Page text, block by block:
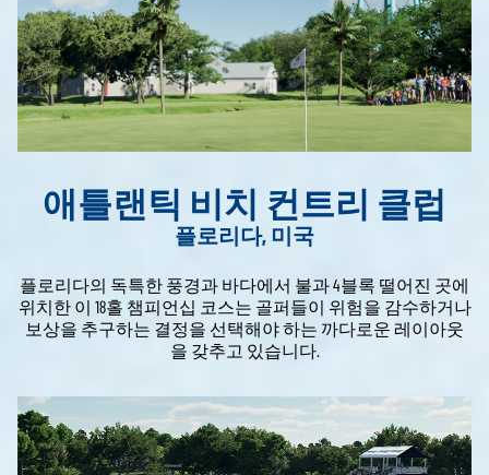
애틀랜틱 비치 컨트리 클럽
플로리다, 미국
플로리다의 독특한 풍경과 바다에서 불과 4블록 떨어진 곳에
위치한 이 18홀 챔피언십 코스는 골퍼들이 위험을 감수하거나
보상을 추구하는 결정을 선택해야 하는 까다로운 레이아웃
을 갖추고 있습니다.